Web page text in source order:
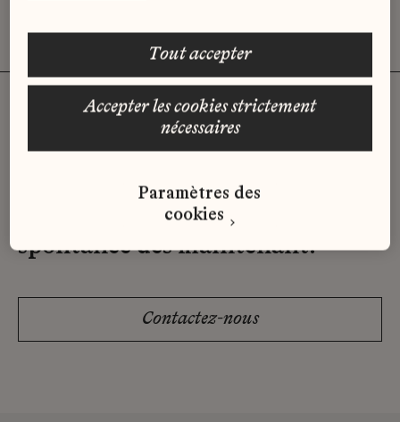
Vous n'avez pas trouvé d'offre
qui correspond à votre profil ?
Envoyez-nous votre candidature
spontanée dès maintenant.
Contactez-nous
accepter les cookies strictement
nécessaires
tout accepter
Paramètres des
cookies